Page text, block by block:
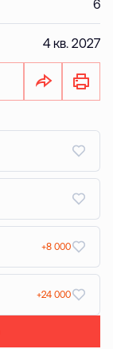
6
4 кв. 2027
+8 000
+24 000